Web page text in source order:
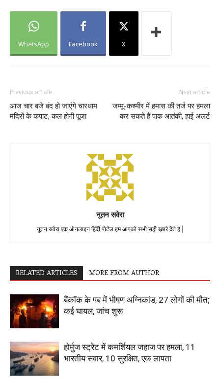
WhatsApp Facebook X
Previous article
आज चार बजे बंद हो जाएंगे चारधाम
मंदिरों के कपाट, कल होगी पूजा
Next article
जम्मू-कश्मीर में हमास की तर्ज पर हमला
कर सकते हैं पाक आतंकी, हाई अलर्ट
नूतन सवेरा
नूतन सवेरा एक ऑनलाइन हिंदी पोर्टल हम आपको सभी सही ख़बरे देते है |
RELATED ARTICLES MORE FROM AUTHOR
बैंकॉक के पब में भीषण अग्निकांड, 27 लोगों की मौत;
कई घायल, जांच शुरू
होर्मुज स्ट्रेट में कमर्शियल जहाज पर हमला, 11
भारतीय सवार, 10 सुरक्षित, एक लापता